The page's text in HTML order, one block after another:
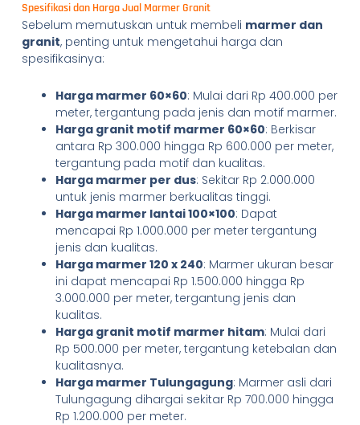
Spesifikasi dan Harga Jual Marmer Granit
Sebelum memutuskan untuk membeli marmer dan
granit, penting untuk mengetahui harga dan
spesifikasinya:
Harga marmer 60×60: Mulai dari Rp 400.000 per
meter, tergantung pada jenis dan motif marmer.
Harga granit motif marmer 60×60: Berkisar
antara Rp 300.000 hingga Rp 600.000 per meter,
tergantung pada motif dan kualitas.
Harga marmer per dus: Sekitar Rp 2.000.000
untuk jenis marmer berkualitas tinggi.
Harga marmer lantai 100×100: Dapat
mencapai Rp 1.000.000 per meter tergantung
jenis dan kualitas.
Harga marmer 120 x 240: Marmer ukuran besar
ini dapat mencapai Rp 1.500.000 hingga Rp
3.000.000 per meter, tergantung jenis dan
kualitas.
Harga granit motif marmer hitam: Mulai dari
Rp 500.000 per meter, tergantung ketebalan dan
kualitasnya.
Harga marmer Tulungagung: Marmer asli dari
Tulungagung dihargai sekitar Rp 700.000 hingga
Rp 1.200.000 per meter.